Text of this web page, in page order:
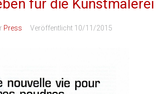
für die Kunstmalerei
Press Veröffentlicht 10/11/2015